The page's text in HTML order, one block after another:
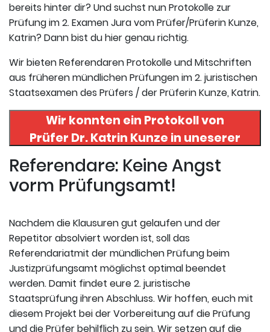
bereits hinter dir? Und suchst nun Protokolle zur
Prüfung im 2. Examen Jura vom Prüfer/Prüferin Kunze,
Katrin? Dann bist du hier genau richtig.
Wir bieten Referendaren Protokolle und Mitschriften
aus früheren mündlichen Prüfungen im 2. juristischen
Staatsexamen des Prüfers / der Prüferin Kunze, Katrin.
Wir konnten ein Protokoll von
Prüfer Dr. Katrin Kunze in uneserer
Datenbank finden. Hier
registrieren und das Protokoll
abrufen.
Referendare: Keine Angst
vorm Prüfungsamt!
Nachdem die Klausuren gut gelaufen und der
Repetitor absolviert worden ist, soll das
Referendariatmit der mündlichen Prüfung beim
Justizprüfungsamt möglichst optimal beendet
werden. Damit findet eure 2. juristische
Staatsprüfung ihren Abschluss. Wir hoffen, euch mit
diesem Projekt bei der Vorbereitung auf die Prüfung
und die Prüfer behilflich zu sein. Wir setzen auf die